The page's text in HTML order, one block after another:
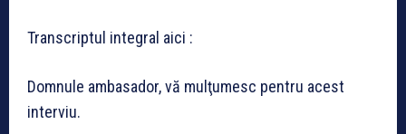
Transcriptul integral aici :
Domnule ambasador, vă mulţumesc pentru acest
interviu.